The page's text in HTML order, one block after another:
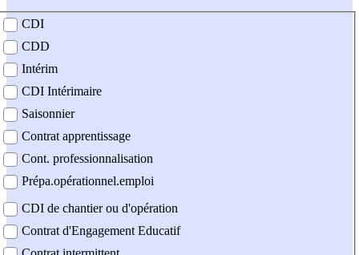
contrat
CDI
CDD
Intérim
CDI Intérimaire
Saisonnier
Contrat apprentissage
Cont. professionnalisation
Prépa.opérationnel.emploi
CDI de chantier ou d'opération
Contrat d'Engagement Educatif